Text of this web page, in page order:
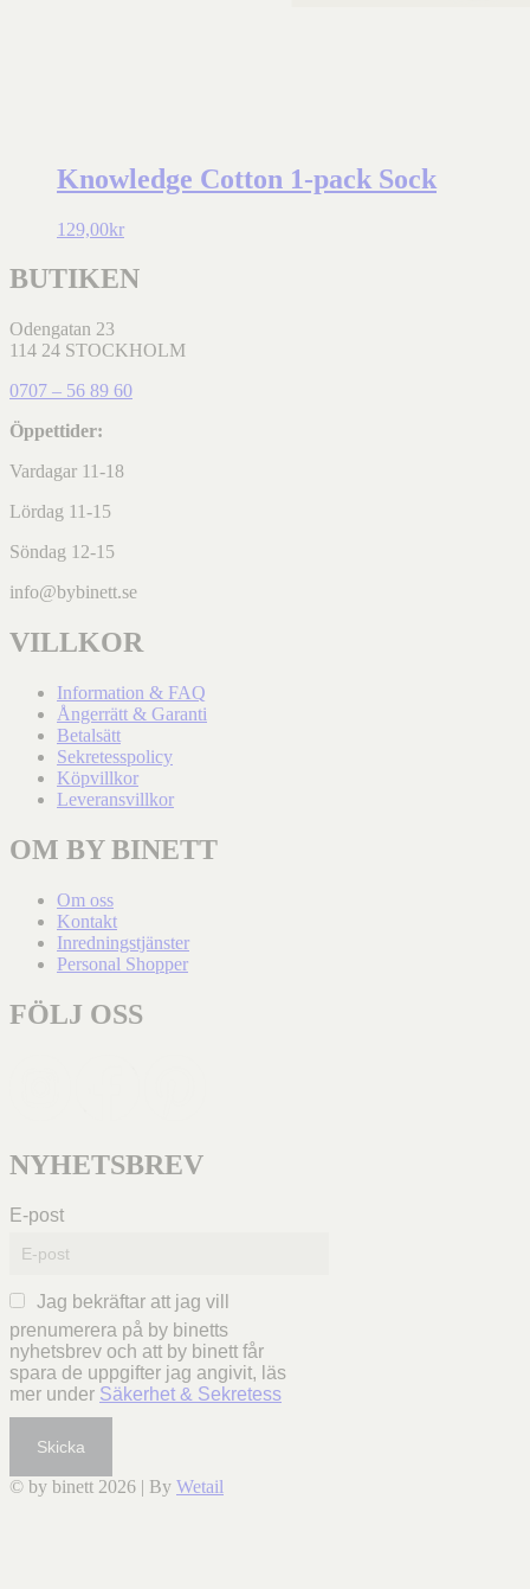
Knowledge Cotton 1-pack Sock
129,00kr
BUTIKEN
Odengatan 23
114 24 STOCKHOLM
0707 – 56 89 60
Öppettider:
Vardagar 11-18
Lördag 11-15
Söndag 12-15
info@bybinett.se
VILLKOR
Information & FAQ
Ångerrätt & Garanti
Betalsätt
Sekretesspolicy
Köpvillkor
Leveransvillkor
OM BY BINETT
Om oss
Kontakt
Inredningstjänster
Personal Shopper
FÖLJ OSS
NYHETSBREV
E-post
Jag bekräftar att jag vill
prenumerera på by binetts
nyhetsbrev och att by binett får
spara de uppgifter jag angivit, läs
mer under Säkerhet & Sekretess
Skicka
© by binett 2026 | By Wetail